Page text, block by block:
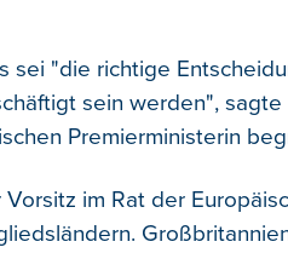
sei "die richtige
sein werden",
Premierministerin
Vorsitz im Rat der